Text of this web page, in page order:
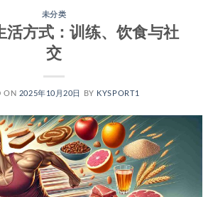
未分类
活方式：训练、饮食与社
交
ON 2025年10月20日 BY KYSPORT1